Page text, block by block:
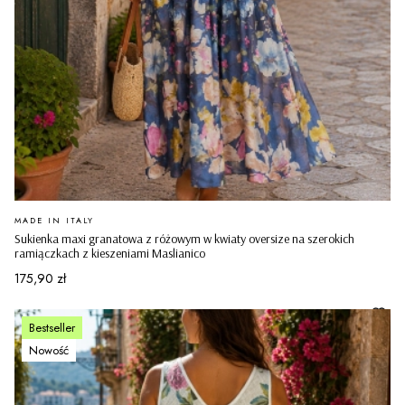
Sukienka maxi granatowa z różowym w kwiaty oversize na szerokich
ramiączkach z kieszeniami Maslianico
PRODUCENT
MADE IN ITALY
Cena
175,90 zł
Bestseller
Nowość